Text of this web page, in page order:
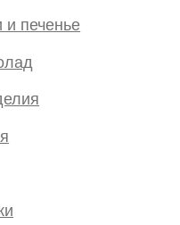
печенье